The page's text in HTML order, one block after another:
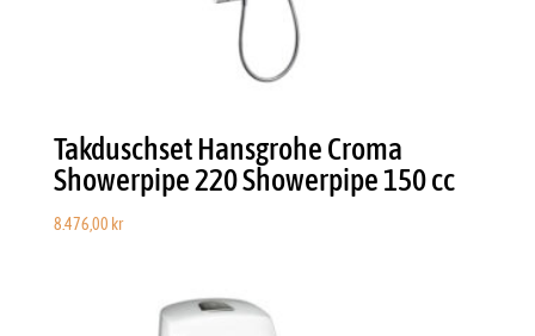
Takduschset Hansgrohe Croma
Showerpipe 220 Showerpipe 150 cc
8.476,00 kr